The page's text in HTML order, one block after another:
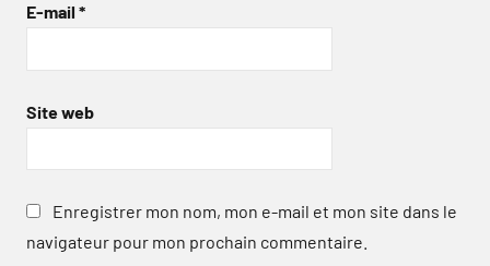
E-mail *
Site web
Enregistrer mon nom, mon e-mail et mon site dans le
navigateur pour mon prochain commentaire.